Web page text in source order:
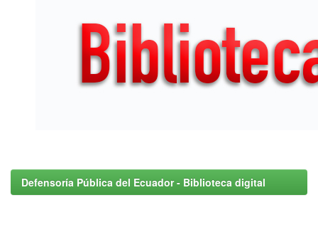
Defensoría Pública del Ecuador - Biblioteca digital